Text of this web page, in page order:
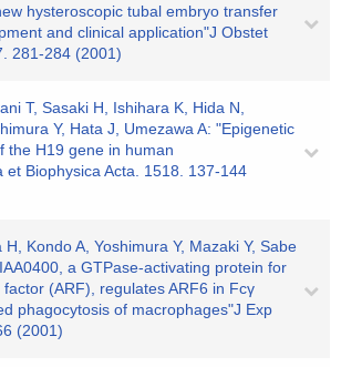
hysteroscopic tubal embryo transfer
and clinical application"J Obstet
281-284 (2001)
T, Sasaki H, Ishihara K, Hida N,
Y, Hata J, Umezawa A: "Epigenetic
the H19 gene in human
et Biophysica Acta. 1518. 137-144
H, Kondo A, Yoshimura Y, Mazaki Y, Sabe
a GTPase-activating protein for
(ARF), regulates ARF6 in Fcγ
phagocytosis of macrophages"J Exp
(2001)